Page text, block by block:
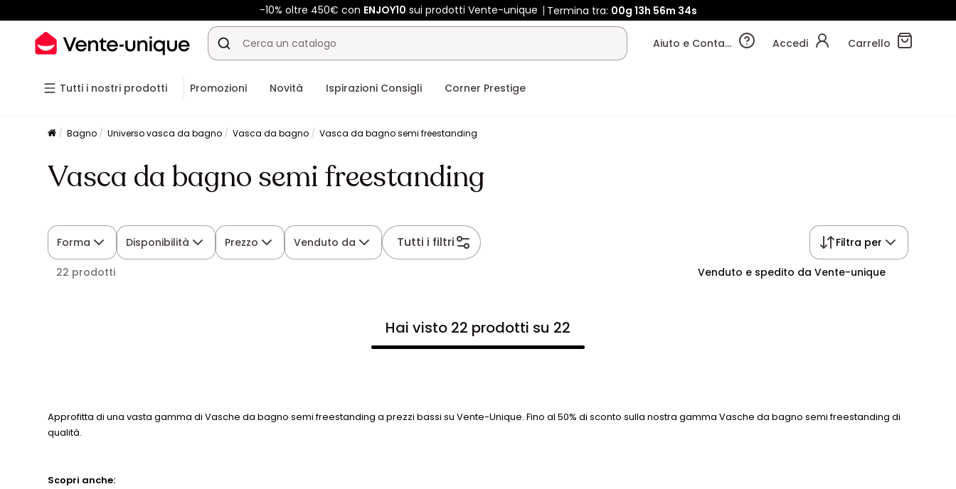
-10% oltre 450€ con ENJOY10 sui prodotti Vente-unique Termina tra: 00g 13h 56m 33s
Aiuto e Contatti Accedi Carrello
Tutti i nostri prodotti Promozioni Novità Ispirazioni Consigli Corner Prestige
Bagno Universo vasca da bagno Vasca da bagno Vasca da bagno semi freestanding
Vasca da bagno semi freestanding
Forma Disponibilità Prezzo Venduto da Tutti i filtri Filtra per
22 prodotti Venduto e spedito da Vente-unique
Hai visto 22 prodotti su 22
Approfitta di una vasta gamma di Vasche da bagno semi freestanding a prezzi bassi su Vente-Unique. Fino al 50% di sconto sulla nostra gamma Vasche da bagno semi freestanding di
qualità.
Scopri anche: